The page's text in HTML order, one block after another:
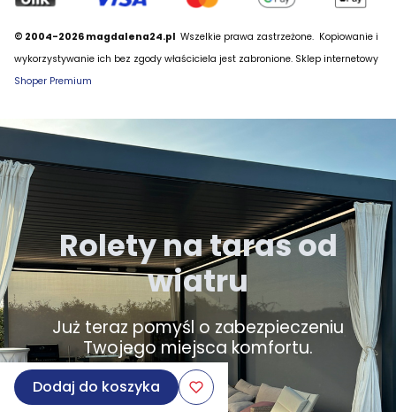
© 2004-2026 magdalena24.pl Wszelkie prawa zastrzeżone. Kopiowanie i
wykorzystywanie ich bez zgody właściciela jest zabronione. Sklep internetowy
Shoper Premium
Rolety na taras od
wiatru
Już teraz pomyśl o zabezpieczeniu
Twojego miejsca komfortu.
Dodaj do koszyka